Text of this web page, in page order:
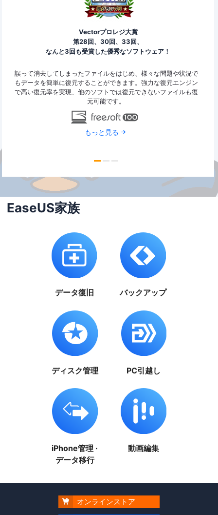
Vectorプロレジ大賞
第28回、30回、33回、
なんと3回も受賞した優秀なソフトウェア！
誤って消去してしまったファイルをはじめ、様々な問題や状況で
もデータを簡単に復元することができます。強力な復元エンジン
で高い復元率を実現、他のソフトでは復元できないファイルも復
元可能です。
もっと見る
EaseUS家族
データ復旧 バックアップ
ディスク管理 PC引越し
iPhone管理 ·
データ移行
動画編集
 オンラインストア